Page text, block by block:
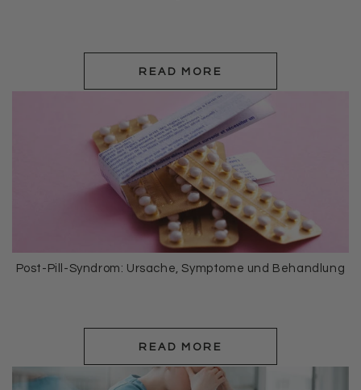
READ MORE
Post-Pill-Syndrom: Ursache, Symptome und Behandlung
READ MORE